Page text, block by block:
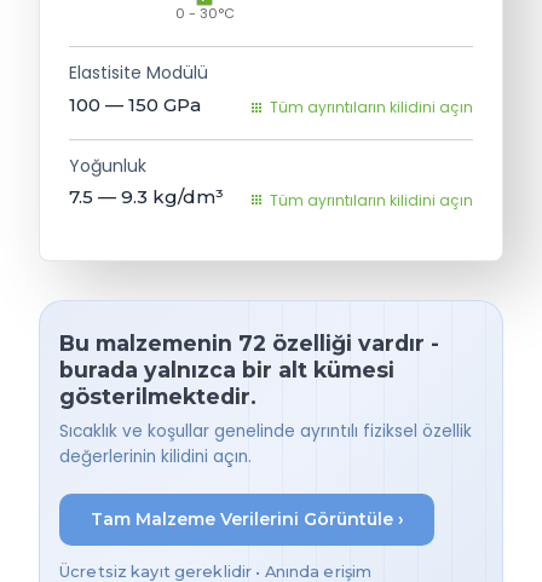
0 - 30°C
Elastisite Modülü
100 — 150 GPa Tüm ayrıntıların kilidini açın
Yoğunluk
7.5 — 9.3 kg/dm³ Tüm ayrıntıların kilidini açın
Bu malzemenin 72 özelliği vardır -
burada yalnızca bir alt kümesi
gösterilmektedir.
Sıcaklık ve koşullar genelinde ayrıntılı fiziksel özellik
değerlerinin kilidini açın.
Tam Malzeme Verilerini Görüntüle ›
Ücretsiz kayıt gereklidir • Anında erişim